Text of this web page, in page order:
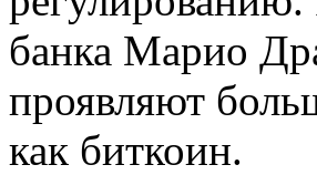
банка Марио
проявляют
как биткоин.